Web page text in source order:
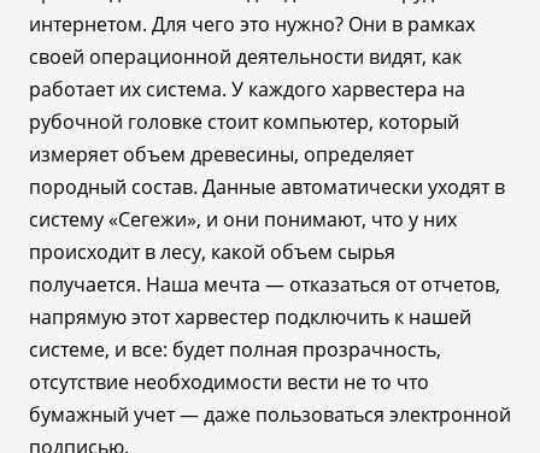
интернетом. Для чего это нужно? Они в рамках
своей операционной деятельности видят, как
работает их система. У каждого харвестера на
рубочной головке стоит компьютер, который
измеряет объем древесины, определяет
породный состав. Данные автоматически уходят в
систему «Сегежи», и они понимают, что у них
происходит в лесу, какой объем сырья
получается. Наша мечта — отказаться от отчетов,
напрямую этот харвестер подключить к нашей
системе, и все: будет полная прозрачность,
отсутствие необходимости вести не то что
бумажный учет—даже пользоваться электронной
подписью.